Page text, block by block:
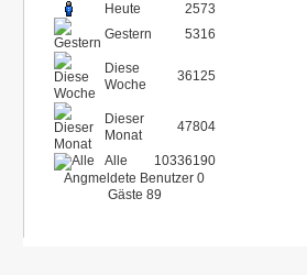
Heute
2573
Gestern
5316
Diese
Woche
36125
Dieser
Monat
47804
Alle
10336190
Angmeldete Benutzer 0
Gäste 89